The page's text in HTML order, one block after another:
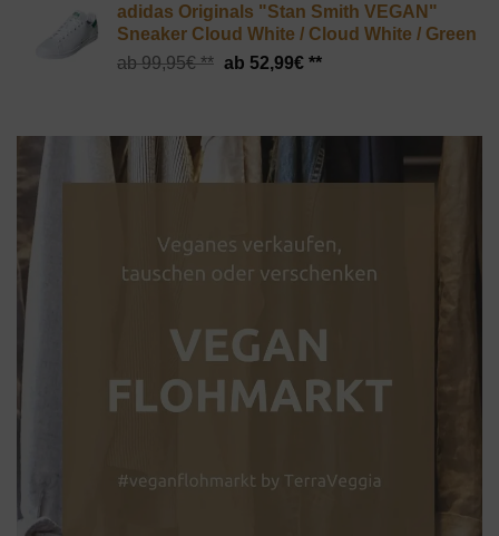
adidas Originals "Stan Smith VEGAN"
Sneaker Cloud White / Cloud White / Green
99,95€
Ursprünglicher
99,95€
52,99€
Aktueller
52,99€.